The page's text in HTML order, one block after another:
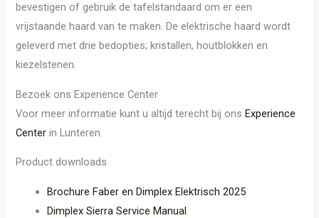
bevestigen of gebruik de tafelstandaard om er een
vrijstaande haard van te maken. De elektrische haard wordt
geleverd met drie bedopties; kristallen, houtblokken en
kiezelstenen.
Bezoek ons Experience Center
Voor meer informatie kunt u altijd terecht bij onsExperience
Center in Lunteren.
Product downloads
Brochure Faber en Dimplex Elektrisch 2025
Dimplex Sierra Service Manual